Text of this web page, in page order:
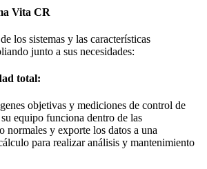
Vita CR
los sistemas y las características
junto a sus necesidades:
total:
objetivas y mediciones de control de
equipo funciona dentro de las
normales y exporte los datos a una
para realizar análisis y mantenimiento